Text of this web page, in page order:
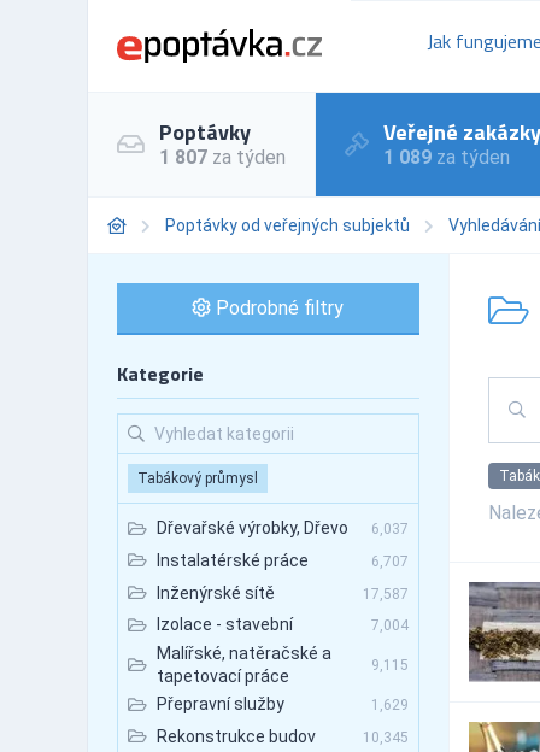
Jak
Poptávky
1 807 za týden
Veřejné zakázky
1 089 za týden
Poptávky od veřejných subjektů Vyhledávání
Podrobné filtry
Kategorie
Tabákový průmysl
Dřevařské výrobky, Dřevo 6,037
Instalatérské práce 6,707
Inženýrské sítě 17,587
Izolace - stavební 7,004
Malířské, natěračské a
tapetovací práce
9,115
Přepravní služby 1,629
Rekonstrukce budov 10,345